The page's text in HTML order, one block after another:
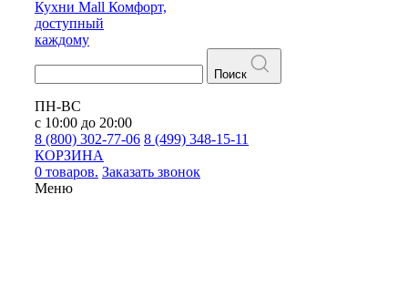
Кухни Mall Комфорт,
доступный
каждому
Поиск
ПН-ВС
с 10:00 до 20:00
8 (800) 302-77-06 8 (499) 348-15-11
КОРЗИНА
0 товаров. Заказать звонок
Меню